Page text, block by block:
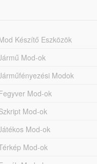
Készítő Eszközök
Mod-ok
Modok
Mod-ok
Mod-ok
Mod-ok
Mod-ok